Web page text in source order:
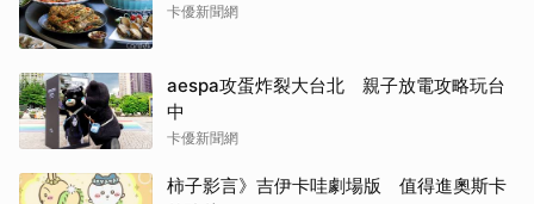
卡優新聞網
aespa攻蛋炸裂大台北 親子放電攻略玩台
中
卡優新聞網
柿子影言》吉伊卡哇劇場版 值得進奧斯卡